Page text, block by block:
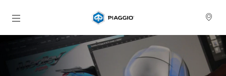
Ga naar de hoofdcontent